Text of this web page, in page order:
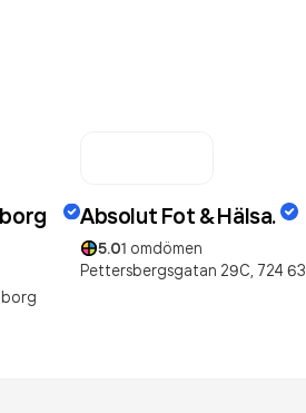
Absolut Fot & Hälsa.
5.01 omdömen
Pettersbergsgatan 29C, 724 63